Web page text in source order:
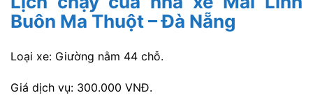
Buôn Ma Thuột – Đà Nẵng
Loại xe: Giường nằm 44 chỗ.
Giá dịch vụ: 300.000 VNĐ.